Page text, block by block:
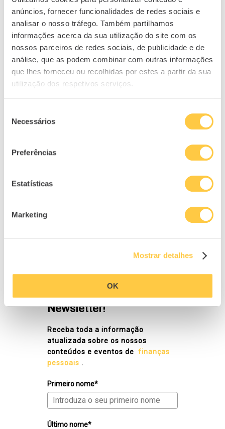
anúncios, fornecer funcionalidades de redes sociais e
analisar o nosso tráfego. Também partilhamos
informações acerca da sua utilização do site com os
nossos parceiros de redes sociais, de publicidade e de
análise, que as podem combinar com outras informações
que lhes forneceu ou recolhidas por estes a partir da sua
utilização dos respetivos serviços.
Necessários
Preferências
Estatísticas
Marketing
Mostrar detalhes
OK
NEWSLETTER
Subscreva a nossa
Newsletter!
Receba toda a informação
atualizada sobre os nossos
conteúdos e eventos de finanças
pessoais .
Primeiro nome*
Último nome*